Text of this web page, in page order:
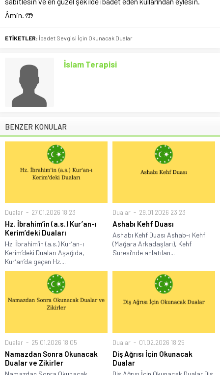
Âmin. 🤲
ETİKETLER: İbadet Sevgisi İçin Okunacak Dualar
İslam Terapisi
BENZER KONULAR
Dualar 27.01.2026 18:23
Hz. İbrahim’in (a.s.) Kur’an-ı
Kerim’deki Duaları
Hz. İbrahim’in (a.s.) Kur’an-ı
Kerim’deki Duaları Aşağıda,
Kur’an’da geçen Hz....
Dualar 29.01.2026 23:23
Ashabı Kehf Duası
Ashabı Kehf Duası Ashab-ı Kehf
(Mağara Arkadaşları), Kehf
Suresi’nde anlatılan...
Dualar 25.01.2026 18:05
Namazdan Sonra Okunacak
Dualar ve Zikirler
Dualar 01.02.2026 18:25
Diş Ağrısı İçin Okunacak
Dualar